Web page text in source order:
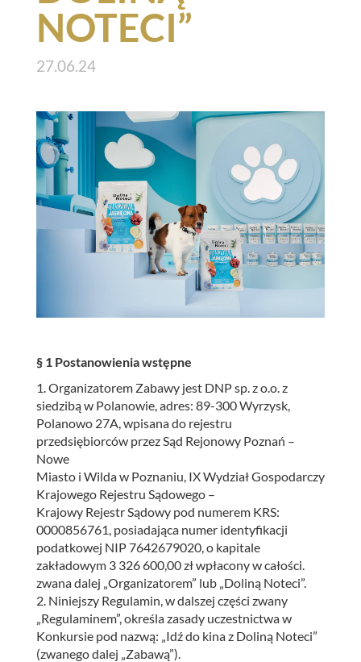
NOTECI”
27.06.24
§ 1 Postanowienia wstępne
1. Organizatorem Zabawy jest DNP sp. z o.o. z
siedzibą w Polanowie, adres: 89-300 Wyrzysk,
Polanowo 27A, wpisana do rejestru
przedsiębiorców przez Sąd Rejonowy Poznań –
Nowe
Miasto i Wilda w Poznaniu, IX Wydział Gospodarczy
Krajowego Rejestru Sądowego –
Krajowy Rejestr Sądowy pod numerem KRS:
0000856761, posiadająca numer identyfikacji
podatkowej NIP 7642679020, o kapitale
zakładowym 3 326 600,00 zł wpłacony w całości.
zwana dalej „Organizatorem” lub „Doliną Noteci”.
2. Niniejszy Regulamin, w dalszej części zwany
„Regulaminem”, określa zasady uczestnictwa w
Konkursie pod nazwą: „Idź do kina z Doliną Noteci”
(zwanego dalej „Zabawą”).